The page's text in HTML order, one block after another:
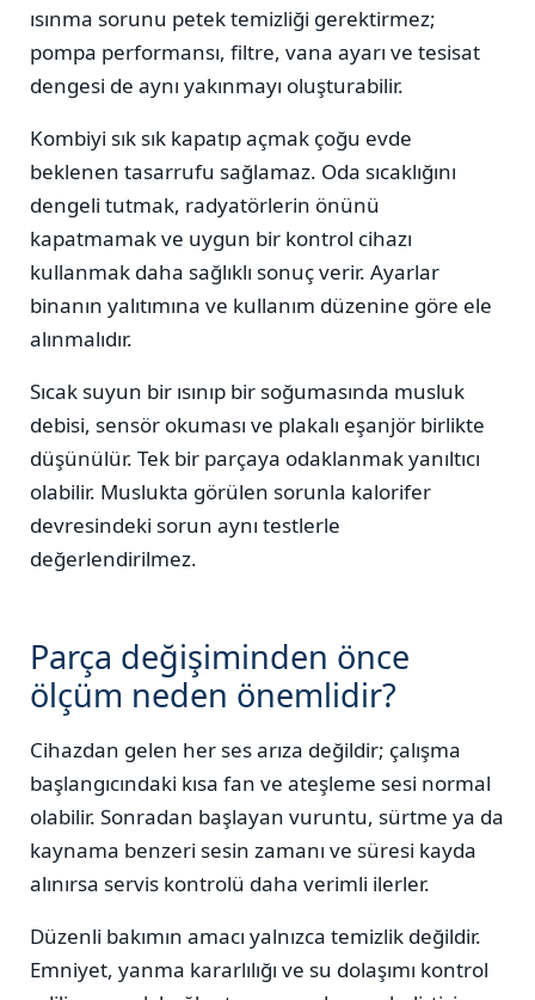
ısınma sorunu petek temizliği gerektirmez;
pompa performansı, filtre, vana ayarı ve tesisat
dengesi de aynı yakınmayı oluşturabilir.
Kombiyi sık sık kapatıp açmak çoğu evde
beklenen tasarrufu sağlamaz. Oda sıcaklığını
dengeli tutmak, radyatörlerin önünü
kapatmamak ve uygun bir kontrol cihazı
kullanmak daha sağlıklı sonuç verir. Ayarlar
binanın yalıtımına ve kullanım düzenine göre ele
alınmalıdır.
Sıcak suyun bir ısınıp bir soğumasında musluk
debisi, sensör okuması ve plakalı eşanjör birlikte
düşünülür. Tek bir parçaya odaklanmak yanıltıcı
olabilir. Muslukta görülen sorunla kalorifer
devresindeki sorun aynı testlerle
değerlendirilmez.
Parça değişiminden önce
ölçüm neden önemlidir?
Cihazdan gelen her ses arıza değildir; çalışma
başlangıcındaki kısa fan ve ateşleme sesi normal
olabilir. Sonradan başlayan vuruntu, sürtme ya da
kaynama benzeri sesin zamanı ve süresi kayda
alınırsa servis kontrolü daha verimli ilerler.
Düzenli bakımın amacı yalnızca temizlik değildir.
Emniyet, yanma kararlılığı ve su dolaşımı kontrol